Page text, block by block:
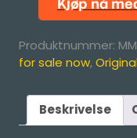
Produktnummer:
for sale now,Original
Beskrivelse